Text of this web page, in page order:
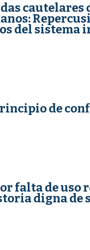
cautelares
del sistema
de
falta de uso
digna de